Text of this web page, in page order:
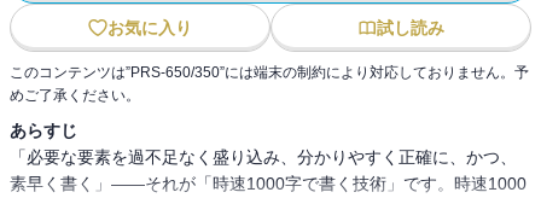
お気に入り 試し読み
このコンテンツは”PRS-650/350”には端末の制約により対応しておりません。予
めご了承ください。
あらすじ
「必要な要素を過不足なく盛り込み、分かりやすく正確に、かつ、
素早く書く」――それが「時速1000字で書く技術」です。時速1000